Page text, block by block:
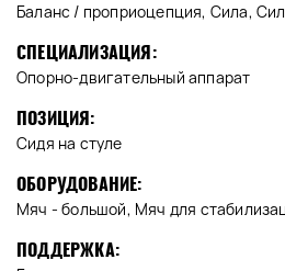
Баланс / проприоцепция, Сила,
СПЕЦИАЛИЗАЦИЯ:
Опорно-двигательный аппарат
ПОЗИЦИЯ:
Сидя на стуле
ОБОРУДОВАНИЕ:
Мяч - большой, Мяч для
ПОДДЕРЖКА: